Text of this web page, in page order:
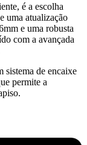
é a escolha
uma atualização
e uma robusta
com a avançada
sistema de encaixe
permite a